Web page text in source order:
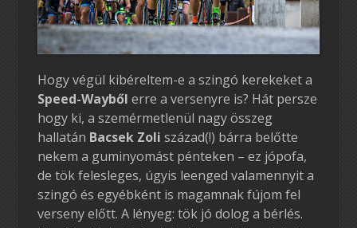
Hogy végül kibéreltem-e a szingó kerekeket a
Speed-Wayből erre a versenyre is? Hát persze
hogy ki, a szemérmetlenül nagy összeg
hallatán Bacsek Zoli század(!) bárra belőtte
nekem a guminyomást pénteken – ez jópofa,
de tök felesleges, úgyis leenged valamennyit a
szingó és egyébként is magamnak fújom fel
verseny előtt. A lényeg: tök jó dolog a bérlés.